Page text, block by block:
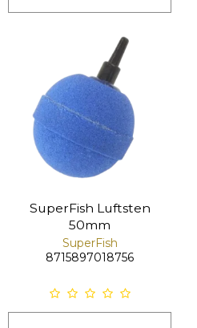
SuperFish Luftsten
50mm
SuperFish
8715897018756